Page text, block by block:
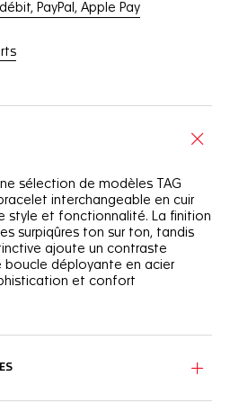
PayPal, Apple Pay
sélection de modèles TAG
interchangeable en cuir
style et fonctionnalité. La finition
surpiqûres ton sur ton, tandis
ajoute un contraste
boucle déployante en acier
et confort